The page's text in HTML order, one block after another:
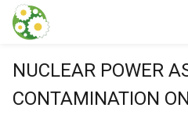
本文に飛ぶ
NUCLEAR POWER
CONTAMINATION